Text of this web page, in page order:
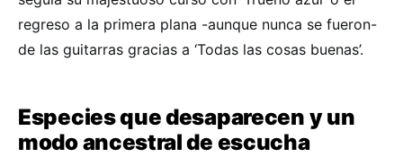
regreso a la primera plana -aunque nunca se fueron-
de las guitarras gracias a ‘Todas las cosas buenas’.
Especies que desaparecen y un
modo ancestral de escucha